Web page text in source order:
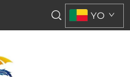
YO